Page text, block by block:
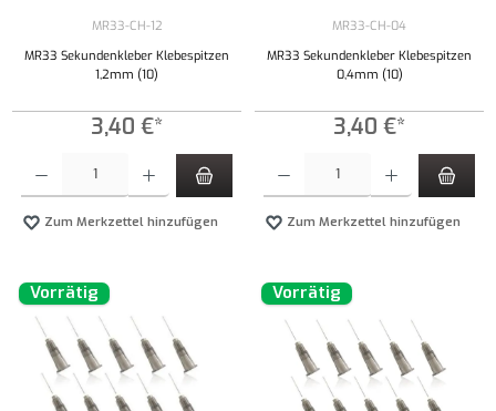
MR33-CH-12
MR33 Sekundenkleber Klebespitzen
1,2mm (10)
3,40 €*
Zum Merkzettel hinzufügen
MR33-CH-04
MR33 Sekundenkleber Klebespitzen
0,4mm (10)
3,40 €*
Zum Merkzettel hinzufügen
Vorrätig Vorrätig